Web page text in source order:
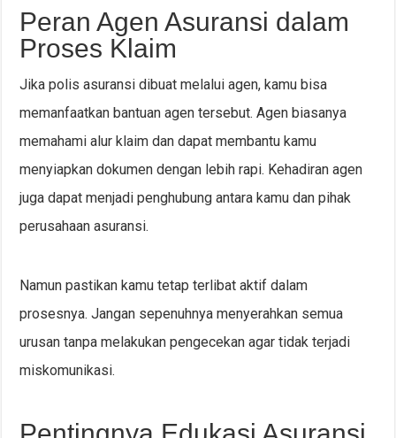
Peran Agen Asuransi dalam
Proses Klaim
Jika polis asuransi dibuat melalui agen, kamu bisa
memanfaatkan bantuan agen tersebut. Agen biasanya
memahami alur klaim dan dapat membantu kamu
menyiapkan dokumen dengan lebih rapi. Kehadiran agen
juga dapat menjadi penghubung antara kamu dan pihak
perusahaan asuransi.
Namun pastikan kamu tetap terlibat aktif dalam
prosesnya. Jangan sepenuhnya menyerahkan semua
urusan tanpa melakukan pengecekan agar tidak terjadi
miskomunikasi.